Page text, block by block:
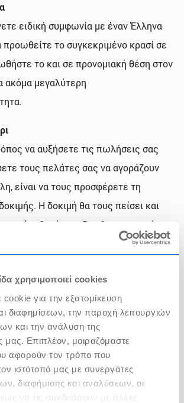
χρησιμοποιεί cookies
για την εξατομίκευση
διαφημίσεων, την παροχή λειτουργιών
και την ανάλυση της
μας. Επιπλέον, μοιραζόμαστε
αφορούν τον τρόπο που
ιστότοπό μας με συνεργάτες
διαφήμισης και αναλύσεων, οι
να τις συνδυάσουν με άλλες
ειδική συμφωνία με έναν Έλληνα
το συγκεκριμένο κρασί σε
το και σε προνομιακή θέση στον
ακόμα μεγαλύτερη
να αυξήσετε τις πωλήσεις σας
τους πελάτες σας να αγοράζουν
είναι να τους προσφέρετε τη
Η δοκιμή θα τους πείσει και
φορά πιθανότατα δεν θα αρκεστούν σε
θα προτιμήσουν τη φιάλη. Επιλέξτε
επιλογής.
& γευσιγνωσίας
οινοποιούς και προσφέρετε τα κρασιά
για την περίσταση μενού. Το μυστικό
είναι μικρότερες από τις
το μενού γευσιγνωσίας μπορεί να